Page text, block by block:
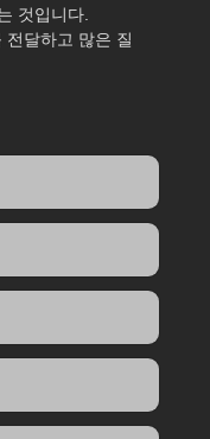
것입니다.
전달하고 많은 질